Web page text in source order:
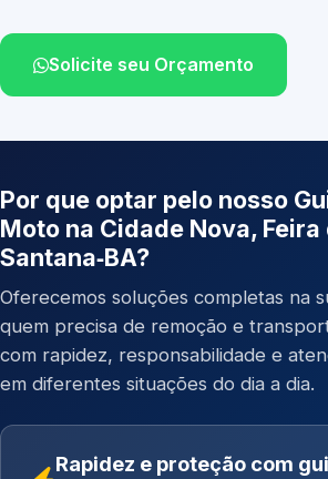
Solicite seu Orçamento
Por que optar pelo nosso
Moto na Cidade Nova, Feira
Santana‑BA?
Oferecemos soluções completas na
quem precisa de remoção e
com rapidez, responsabilidade e
em diferentes situações do dia a dia.
Rapidez e proteção com